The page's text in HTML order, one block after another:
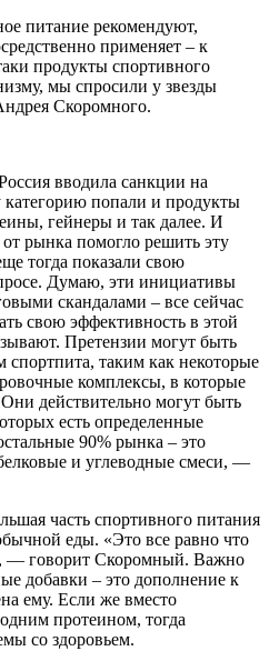
питание рекомендуют,
применяет – к
продукты спортивного
мы спросили у звезды
Скоромного.
вводила санкции на
попали и продукты
гейнеры и так далее. И
рынка помогло решить эту
тогда показали свою
Думаю, эти инициативы
скандалами – все сейчас
свою эффективность в этой
Претензии могут быть
таким как некоторые
комплексы, в которые
действительно могут быть
есть определенные
90% рынка – это
и углеводные смеси, —
часть спортивного питания
еды. «Это все равно что
— говорит Скоромный. Важно
добавки – это дополнение к
ему. Если же вместо
протеином, тогда
со здоровьем.